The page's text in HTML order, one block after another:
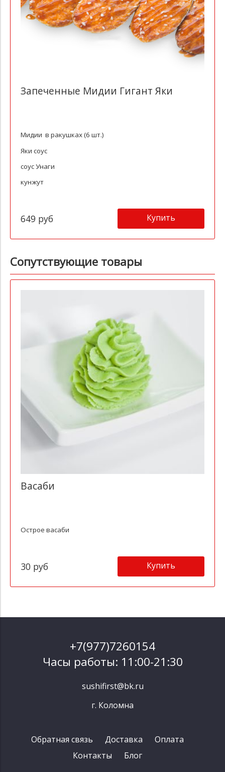
Запеченные Мидии Гигант Яки
Мидии в ракушках (6 шт.)
Яки соус
соус Унаги
кунжут
649 руб Купить
Сопутствующие товары
Васаби
Острое васаби
30 руб Купить
+7(977)7260154
Часы работы: 11:00-21:30
sushifirst@bk.ru
г. Коломна
Обратная связь Доставка
Оплата
Контакты
Блог